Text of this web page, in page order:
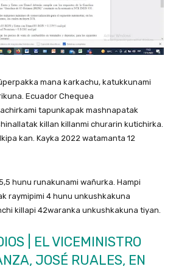
mana karkachu, katukkunami
Ecuador Chequea
tapunkapak mashnapatak
killan killanmi churarin kutichirka.
kan. Kayka 2022 watamanta 12
hunu runakunami wañurka. Hampi
raymipimi 4 hunu unkushkakuna
killapi 42waranka unkushkakuna tiyan.
| EL VICEMINISTRO
JOSÉ RUALES, EN